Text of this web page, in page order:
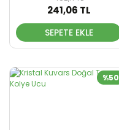
241,06 TL
SEPETE EKLE
%50